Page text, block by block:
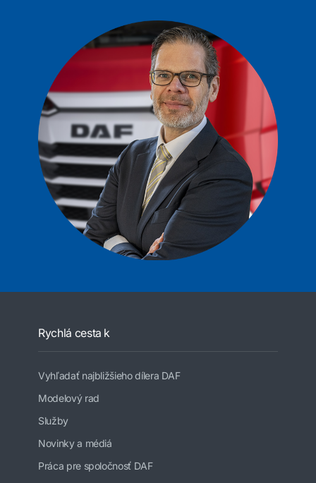
Rychlá cesta k
Vyhľadať najbližšieho dílera DAF
Modelový rad
Služby
Novinky a médiá
Práca pre spoločnosť DAF